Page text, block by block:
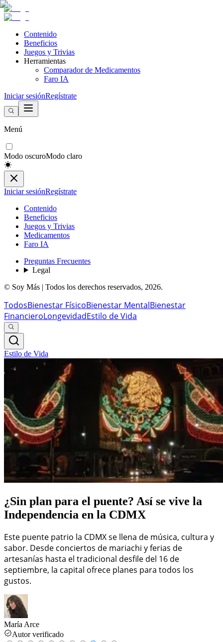
Contenido
Beneficios
Juegos y Trivias
Herramientas
Comparador de Medicamentos
Faro IA
Iniciar sesiónRegístrate
Menú
Modo oscuroModo claro
Iniciar sesiónRegístrate
Contenido
Beneficios
Juegos y Trivias
Medicamentos
Faro IA
Preguntas Frecuentes
Legal
© Soy Más | Todos los derechos reservados, 2026.
TodosBienestar FísicoBienestar MentalBienestar
FinancieroLongevidadEstilo de Vida
Estilo de Vida
¿Sin plan para el puente? Así se vive la
Independencia en la CDMX
Este puente patrio la CDMX se llena de música, cultura y
sabor. Desde conciertos de mariachi y ferias de
artesanías hasta el tradicional desfile del 16 de
septiembre, la capital ofrece planes para todos los
gustos.
María Arce
Autor verificado